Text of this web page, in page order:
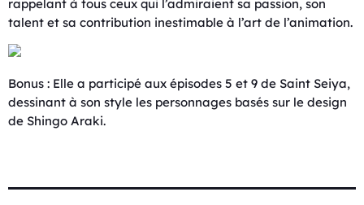
rappelant à tous ceux qui l’admiraient sa passion, son
talent et sa contribution inestimable à l’art de l’animation.
Bonus : Elle a participé aux épisodes 5 et 9 de Saint Seiya,
dessinant à son style les personnages basés sur le design
de Shingo Araki.